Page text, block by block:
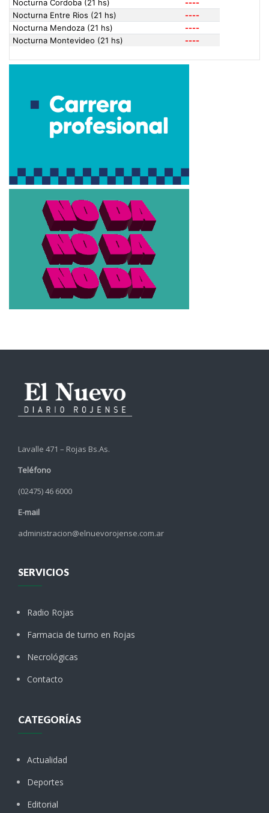
Lavalle 471 – Rojas Bs.As.
Teléfono
(02475) 46 6000
E-mail
administracion@elnuevorojense.com.ar
SERVICIOS
Radio Rojas
Farmacia de turno en Rojas
Necrológicas
Contacto
CATEGORÍAS
Actualidad
Deportes
Editorial